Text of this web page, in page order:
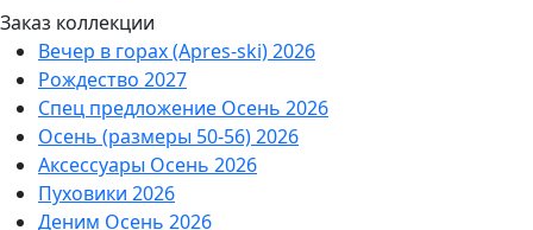
Заказ коллекции
Вечер в горах (Apres-ski) 2026
Рождество 2027
Спец предложение Осень 2026
Осень (размеры 50-56) 2026
Аксессуары Осень 2026
Пуховики 2026
Деним Осень 2026